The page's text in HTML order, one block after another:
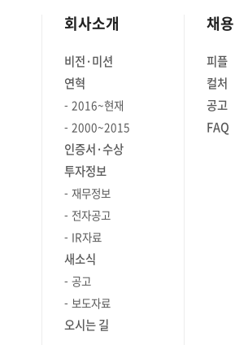
회사소개
비전·미션
연혁
2016~현재
2000~2015
인증서·수상
투자정보
재무정보
전자공고
IR자료
새소식
공고
보도자료
오시는 길
채용
피플
컬처
공고
FAQ